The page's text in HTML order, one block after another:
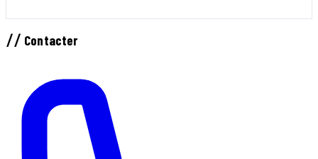
// Contacter